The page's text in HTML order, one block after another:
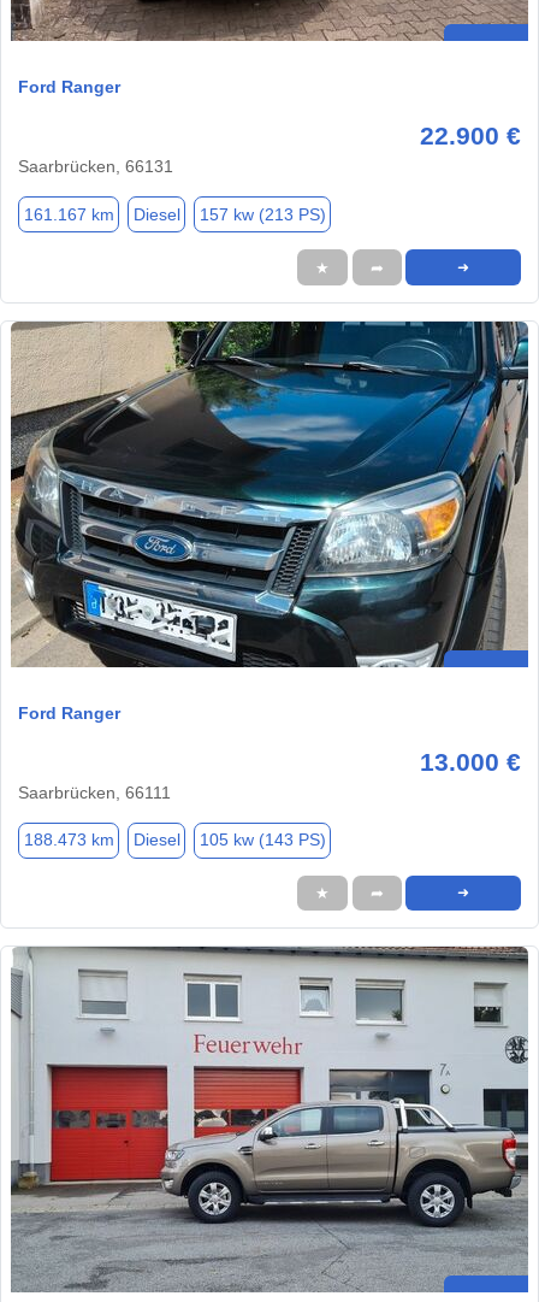
Ford Ranger
22.900 €
Saarbrücken, 66131
161.167 km Diesel 157 kw (213 PS)
★ ➦ ➜
Ford Ranger
13.000 €
Saarbrücken, 66111
188.473 km Diesel 105 kw (143 PS)
★ ➦ ➜